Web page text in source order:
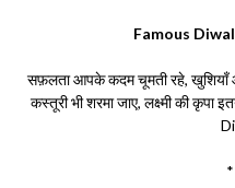
Famous
सफ़लता आपके कदम चूमती रहे,
कस्तूरी भी शरमा जाए, लक्ष्मी की कृपा